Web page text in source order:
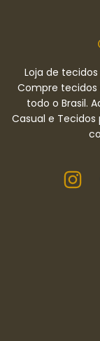
Loja de
Compre tecidos
todo o Brasil.
Casual e